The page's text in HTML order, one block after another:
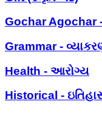
Gochar Agochar
Grammar -
Health - આરોગ્ય
Historical -